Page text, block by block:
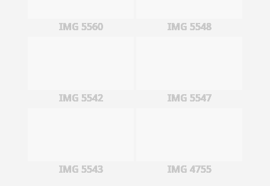
IMG 5560 IMG 5548
IMG 5542 IMG 5547
IMG 5543 IMG 4755